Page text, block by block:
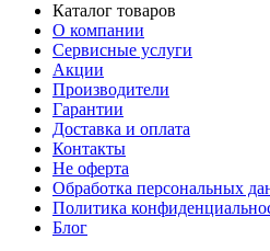
Каталог товаров
О компании
Сервисные услуги
Акции
Производители
Гарантии
Доставка и оплата
Контакты
Не оферта
Обработка персональных
Политика
Блог